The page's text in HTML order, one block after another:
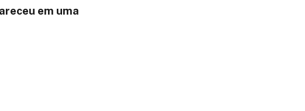
em uma